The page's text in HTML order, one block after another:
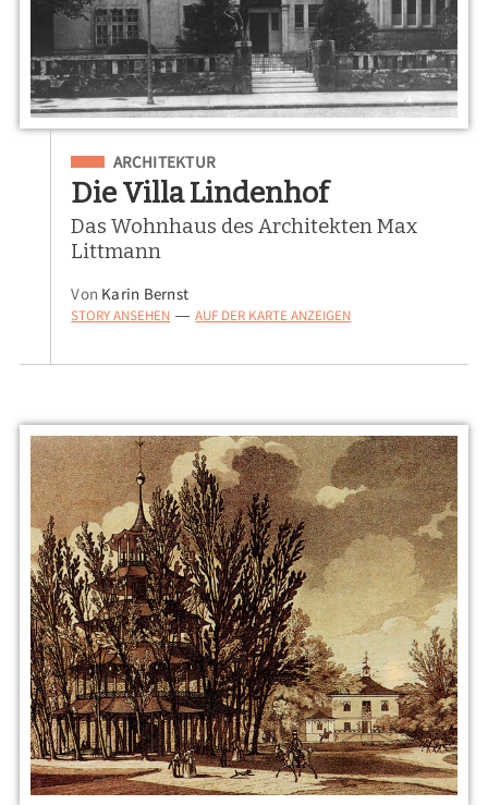
Eingeordnet unter
ARCHITEKTUR
Die Villa Lindenhof
Das Wohnhaus des Architekten Max
Littmann
Von Karin Bernst
STORY ANSEHEN — AUF DER KARTE ANZEIGEN